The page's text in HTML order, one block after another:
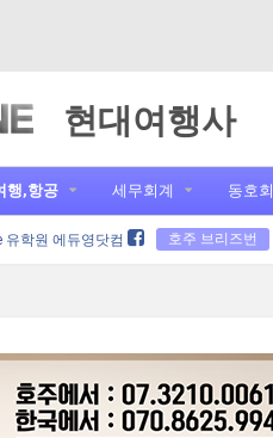
현대여행사
행,항공 세무회계 동호회
유학원 에듀영닷컴 호주 브리즈번